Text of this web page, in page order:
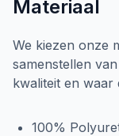
Materiaal
We kiezen onze
samenstellen
kwaliteit en waar
100%